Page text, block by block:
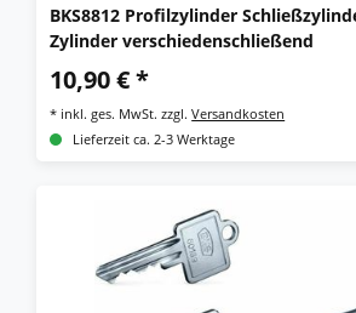
BKS8812 Profilzylinder
Zylinder verschiedenschließend
10,90 € *
* inkl. ges. MwSt. zzgl.Versandkosten
Lieferzeit ca. 2-3 Werktage